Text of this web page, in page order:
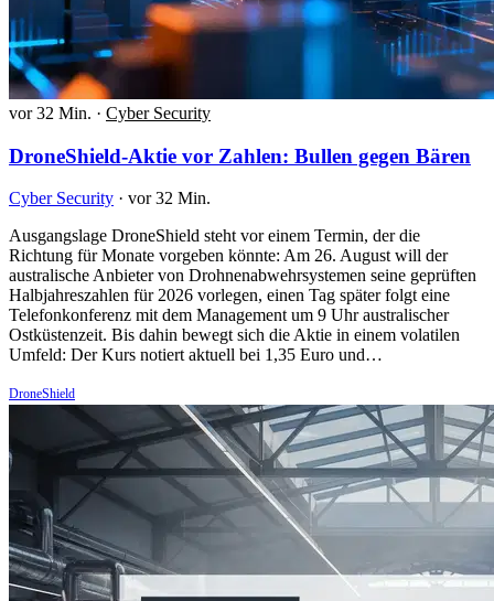
vor 32 Min. · Cyber Security
DroneShield-Aktie vor Zahlen: Bullen gegen Bären
Cyber Security · vor 32 Min.
Ausgangslage DroneShield steht vor einem Termin, der die
Richtung für Monate vorgeben könnte: Am 26. August will der
australische Anbieter von Drohnenabwehrsystemen seine geprüften
Halbjahreszahlen für 2026 vorlegen, einen Tag später folgt eine
Telefonkonferenz mit dem Management um 9 Uhr australischer
Ostküstenzeit. Bis dahin bewegt sich die Aktie in einem volatilen
Umfeld: Der Kurs notiert aktuell bei 1,35 Euro und…
DroneShield